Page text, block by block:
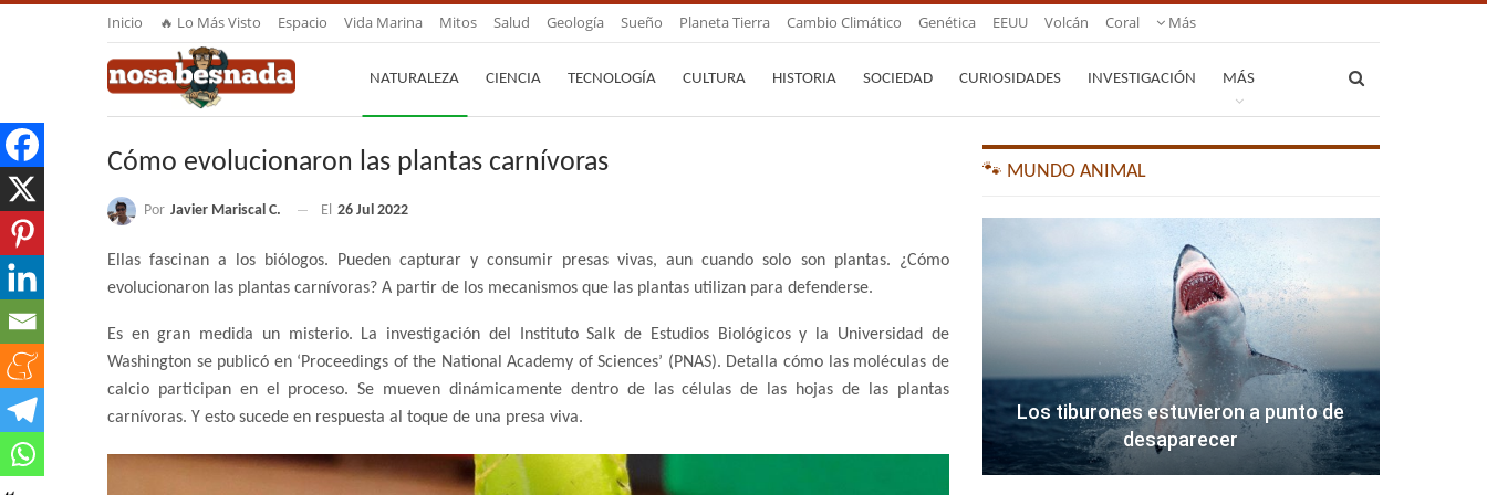
Inicio 🔥 Lo Más Visto Espacio Vida Marina Mitos Salud Geología Sueño Planeta Tierra Cambio Climático Genética EEUU Volcán Coral Más
NATURALEZA CIENCIA TECNOLOGÍA CULTURA HISTORIA SOCIEDAD CURIOSIDADES INVESTIGACIÓN MÁS
Cómo evolucionaron las plantas carnívoras
Por Javier Mariscal C. El 26 Jul 2022
Ellas fascinan a los biólogos. Pueden capturar y consumir presas vivas, aun cuando solo son plantas. ¿Cómo
evolucionaron las plantas carnívoras? A partir de los mecanismos que las plantas utilizan para defenderse.
Es en gran medida un misterio. La investigación del Instituto Salk de Estudios Biológicos y la Universidad de
Washington se publicó en ‘Proceedings of the National Academy of Sciences’ (PNAS). Detalla cómo las moléculas de
calcio participan en el proceso. Se mueven dinámicamente dentro de las células de las hojas de las plantas
carnívoras. Y esto sucede en respuesta al toque de una presa viva.
🐾 MUNDO ANIMAL
Los tiburones estuvieron a punto de
desaparecer